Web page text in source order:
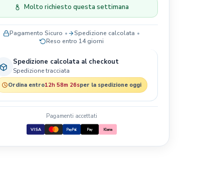
JRS- PET CARE
Savic
Blue Sky Clayworks
Molto richiesto questa settimana
Pagamento Sicuro
Spedizione calcolata
Reso entro 14 giorni
Spedizione calcolata al checkout
Spedizione tracciata
Ordina entro12h 58m 25sper la spedizione oggi
Pagamenti accettati
VISA PayPal Pay Klarna